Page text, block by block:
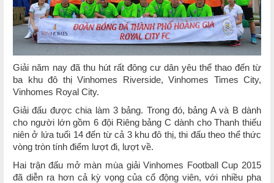
Giải năm nay đã thu hút rất đông cư dân yêu thể thao đến từ
ba khu đô thị Vinhomes Riverside, Vinhomes Times City,
Vinhomes Royal City.
Giải đấu được chia làm 3 bảng. Trong đó, bảng A và B dành
cho người lớn gồm 6 đội Riêng bảng C dành cho Thanh thiếu
niên ở lứa tuổi 14 đến từ cả 3 khu đô thị, thi đấu theo thể thức
vòng tròn tính điểm lượt đi, lượt về.
Hai trận đấu mở màn mùa giải Vinhomes Football Cup 2015
đã diễn ra hơn cả kỳ vọng của cổ động viên, với nhiều pha